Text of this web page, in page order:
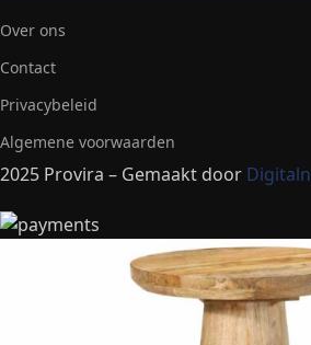
Over ons
Contact
Privacybeleid
Algemene voorwaarden
2025 Provira – Gemaakt door